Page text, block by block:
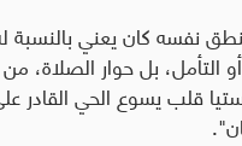
نفسه كان يعني بالنسبة
التأمل، بل حوار الصلاة،
قلب يسوع الحي القادر